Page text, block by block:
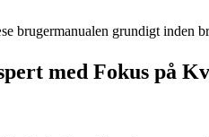
brugermanualen grundigt inden
med Fokus på